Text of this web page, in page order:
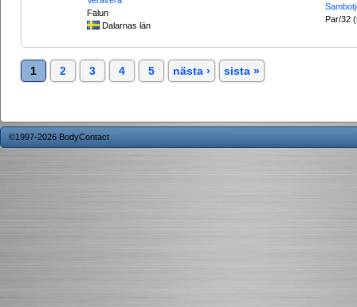
Falun
Dalarnas län
Par/32
1 2 3 4 5 nästa › sista »
©1997-2026 BodyContact